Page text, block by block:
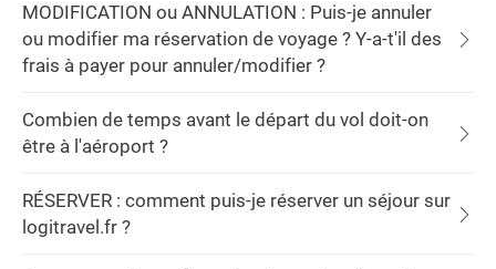
MODIFICATION ou ANNULATION : Puis-je annuler
ou modifier ma réservation de voyage ? Y-a-t'il des
frais à payer pour annuler/modifier ?
Combien de temps avant le départ du vol doit-on
être à l'aéroport ?
RÉSERVER : comment puis-je réserver un séjour sur
logitravel.fr ?